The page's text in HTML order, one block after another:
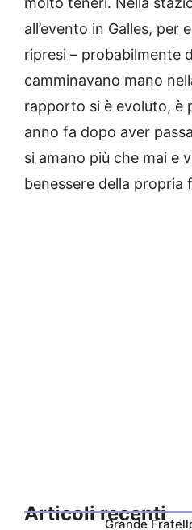
all’evento in Galles, per
ripresi – probabilmente
camminavano mano
rapporto si è evoluto, è
anno fa dopo aver
si amano più che mai e
benessere della propria
Articoli recenti
Grande